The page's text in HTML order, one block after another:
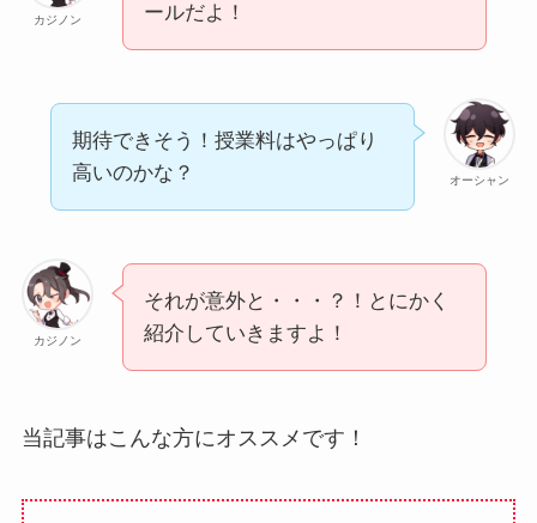
カジノン
ールだよ！
オーシャン
期待できそう！授業料はやっぱり
高いのかな？
カジノン
それが意外と・・・？！とにかく
紹介していきますよ！
当記事はこんな方にオススメです！